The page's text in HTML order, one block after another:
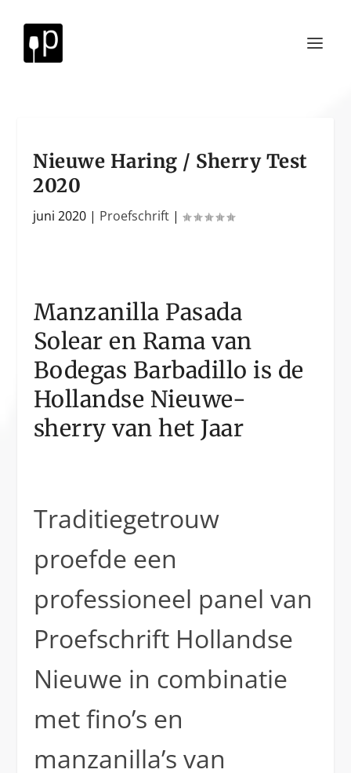
Nieuwe Haring / Sherry Test
2020
juni 2020 | Proefschrift |
Manzanilla Pasada
Solear en Rama van
Bodegas Barbadillo is de
Hollandse Nieuwe-
sherry van het Jaar
Traditiegetrouw
proefde een
professioneel panel van
Proefschrift Hollandse
Nieuwe in combinatie
met fino’s en
manzanilla’s van